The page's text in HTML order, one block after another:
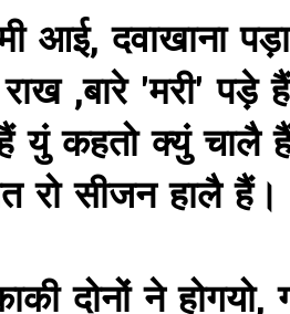
आई, दवाखाना
,बारे 'मरी' पड़े
युं कहतो क्युं चालै
रो सीजन हालै हैं।
दोनों ने होगयो,